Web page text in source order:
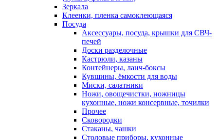
Зеркала
Клеенки, пленка самоклеющаяся
Посуда
Аксессуары, посуда, крышки для СВЧ-
печей
Доски разделочные
Кастрюли, казаны
Контейнеры, ланч-боксы
Кувшины, ёмкости для воды
Миски, салатники
Ножи, овощечистки, ножницы
кухонные, ножи консервные, точилки
Прочее
Сковородки
Стаканы, чашки
Столовые приборы, кухонные